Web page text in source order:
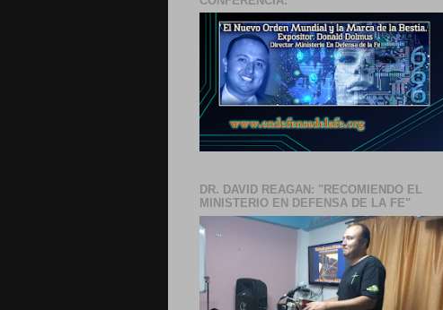
DR. DAVID REAGAN: "RECOMIENDO EL
MINISTERIO EN DEFENSA DE LA FE"